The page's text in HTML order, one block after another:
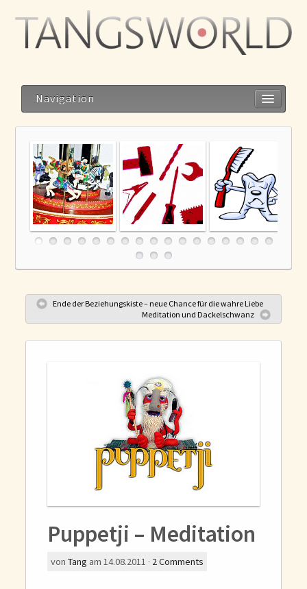
Navigation
Home
Geistesblitze
Blog
Storys
Reise zum Dalai Lama
Gedanken und Gefühle
Die zwei Leben des Herrn Richie
Kreativitäts-Karussell
Ich muss an meiner
Beziehung arbeiten!
– Quatsch mit Soße!
Zähneputz-
Verweigerer
Ende der Beziehungskiste – neue Chance für die wahre Liebe
Meditation und Dackelschwanz
Puppetji – Meditation
von Tang am 14.08.2011 · 2Comments